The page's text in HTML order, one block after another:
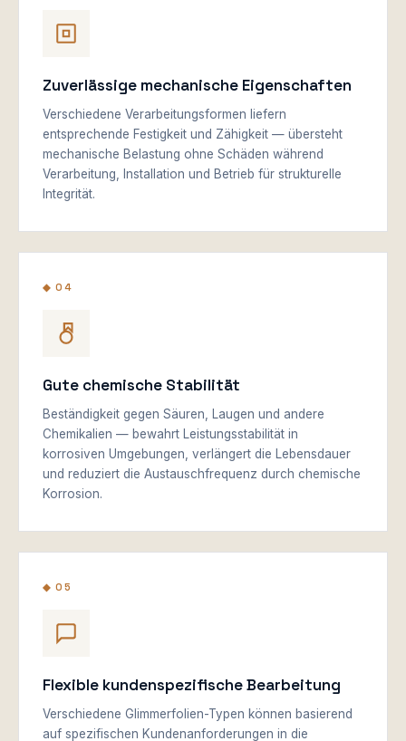
Zuverlässige mechanische Eigenschaften
Verschiedene Verarbeitungsformen liefern
entsprechende Festigkeit und Zähigkeit — übersteht
mechanische Belastung ohne Schäden während
Verarbeitung, Installation und Betrieb für strukturelle
Integrität.
◆ 04
Gute chemische Stabilität
Beständigkeit gegen Säuren, Laugen und andere
Chemikalien — bewahrt Leistungsstabilität in
korrosiven Umgebungen, verlängert die Lebensdauer
und reduziert die Austauschfrequenz durch chemische
Korrosion.
◆ 05
Flexible kundenspezifische Bearbeitung
Verschiedene Glimmerfolien-Typen können basierend
auf spezifischen Kundenanforderungen in die